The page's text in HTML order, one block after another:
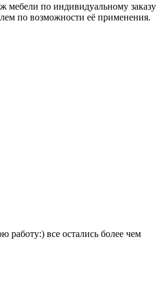
мебели по индивидуальному заказу
по возможности её применения.
работу:) все остались более чем